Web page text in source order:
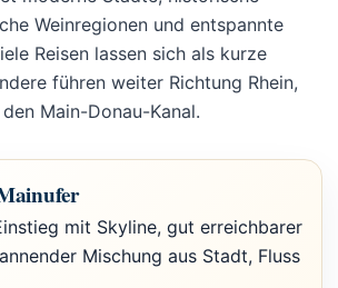
Weinregionen und entspannte
Reisen lassen sich als kurze
führen weiter Richtung Rhein,
Main-Donau-Kanal.
mit Skyline, gut erreichbarer
Mischung aus Stadt, Fluss